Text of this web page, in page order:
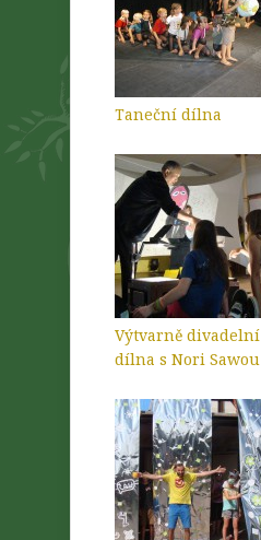
Taneční dílna
Výtvarně divadelní
dílna s Nori Sawou